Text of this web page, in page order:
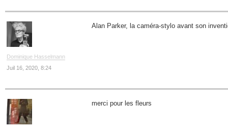
Dominique Hasselmann
Juil 16, 2020, 8:24
Alan Parker, la caméra-stylo avant son
merci pour les fleurs